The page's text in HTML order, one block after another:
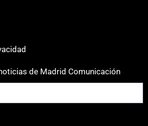
de Madrid Comunicación